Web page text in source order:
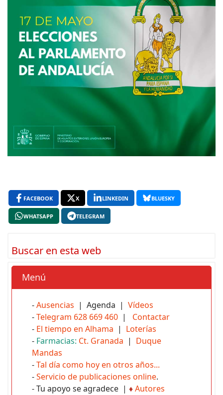
FACEBOOK X LINKEDIN BLUESKY
WHATSAPP TELEGRAM
Buscar en esta web
Menú
-Ausencias | Agenda | Vídeos
-Telegram 628 669 460 | Contactar
- El tiempo en Alhama | Loterías
- Farmacias: Ct. Granada | Duque
Mandas
-Tal día como hoy en otros años...
-Servicio de publicaciones online.
- Tu apoyo se agradece | ♦Autores